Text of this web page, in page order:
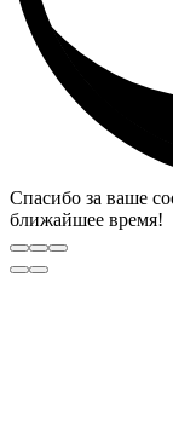
Спасибо за ваше
ближайшее время!